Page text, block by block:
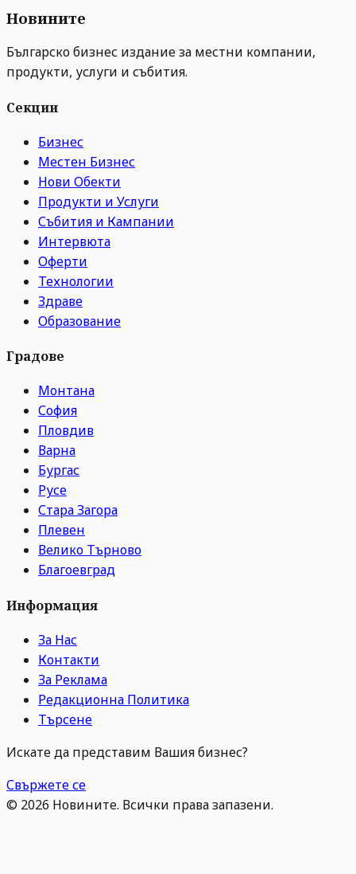
Новините
Българско бизнес издание за местни компании,
продукти, услуги и събития.
Секции
Бизнес
Местен Бизнес
Нови Обекти
Продукти и Услуги
Събития и Кампании
Интервюта
Оферти
Технологии
Здраве
Образование
Градове
Монтана
София
Пловдив
Варна
Бургас
Русе
Стара Загора
Плевен
Велико Търново
Благоевград
Информация
За Нас
Контакти
За Реклама
Редакционна Политика
Търсене
Искате да представим Вашия бизнес?
Свържете се
© 2026 Новините. Всички права запазени.